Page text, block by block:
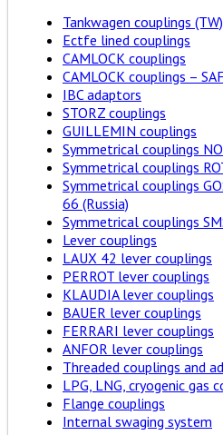
Tankwagen couplings (TW)
Ectfe lined couplings
CAMLOCK couplings
CAMLOCK couplings –
IBC adaptors
STORZ couplings
GUILLEMIN couplings
Symmetrical couplings
Symmetrical couplings
Symmetrical couplings
66 (Russia)
Symmetrical couplings
Lever couplings
LAUX 42 lever couplings
PERROT lever couplings
KLAUDIA lever couplings
BAUER lever couplings
FERRARI lever couplings
ANFOR lever couplings
Threaded couplings and
LPG, LNG, cryogenic gas
Flange couplings
Internal swaging system